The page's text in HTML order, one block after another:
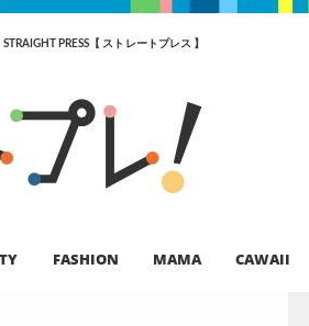
PRESS【 ストレートプレス 】
FASHION MAMA CAWAII